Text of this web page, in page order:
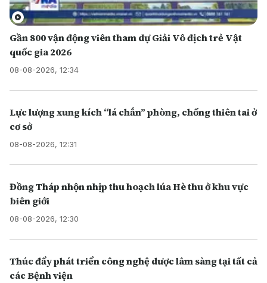
Gần 800 vận động viên tham dự Giải Vô địch trẻ Vật
quốc gia 2026
08-08-2026, 12:34
Lực lượng xung kích “lá chắn” phòng, chống thiên tai ở
cơ sở
08-08-2026, 12:31
Đồng Tháp nhộn nhịp thu hoạch lúa Hè thu ở khu vực
biên giới
08-08-2026, 12:30
Thúc đẩy phát triển công nghệ dược lâm sàng tại tất cả
các Bệnh viện